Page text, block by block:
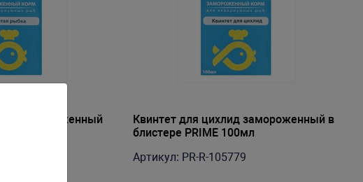
замороженный
Квинтет для цихлид замороженный в
блистере PRIME 100мл
Артикул: PR-R-105779